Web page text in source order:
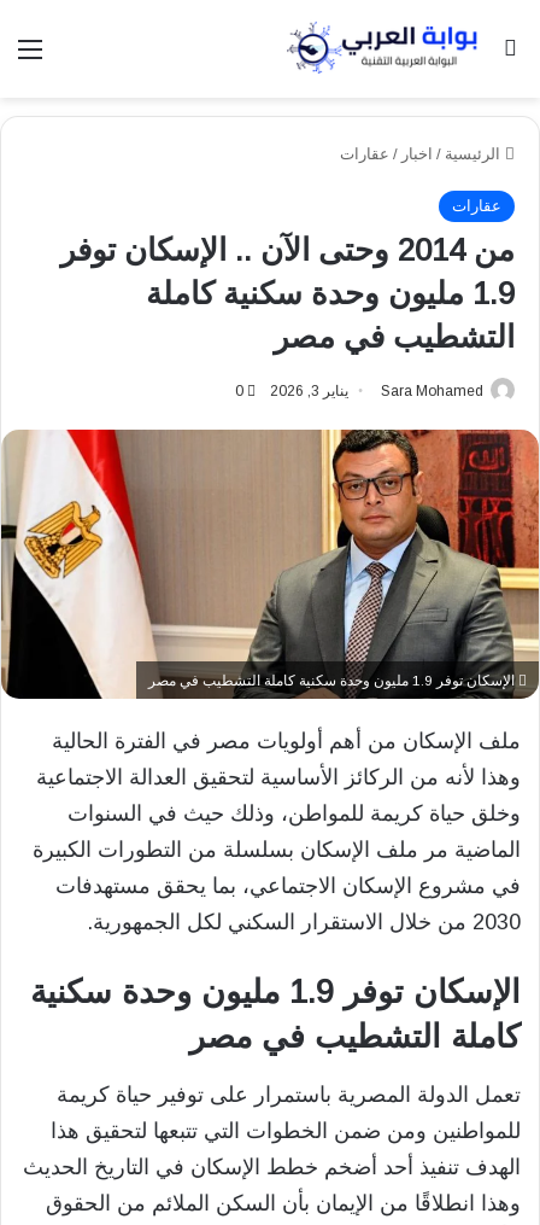
بحث عن
الرئيسية / اخبار / عقارات
عقارات
من 2014 وحتى الآن .. الإسكان توفر
1.9 مليون وحدة سكنية كاملة
التشطيب في مصر
Sara Mohamed يناير 3, 2026 0
الإسكان توفر 1.9 مليون وحدة سكنية كاملة التشطيب في مصر
ملف الإسكان من أهم أولويات مصر في الفترة الحالية
وهذا لأنه من الركائز الأساسية لتحقيق العدالة الاجتماعية
وخلق حياة كريمة للمواطن، وذلك حيث في السنوات
الماضية مر ملف الإسكان بسلسلة من التطورات الكبيرة
في مشروع الإسكان الاجتماعي، بما يحقق مستهدفات
2030 من خلال الاستقرار السكني لكل الجمهورية.
الإسكان توفر 1.9 مليون وحدة سكنية
كاملة التشطيب في مصر
تعمل الدولة المصرية باستمرار على توفير حياة كريمة
للمواطنين ومن ضمن الخطوات التي تتبعها لتحقيق هذا
الهدف تنفيذ أحد أضخم خطط الإسكان في التاريخ الحديث
وهذا انطلاقًا من الإيمان بأن السكن الملائم من الحقوق